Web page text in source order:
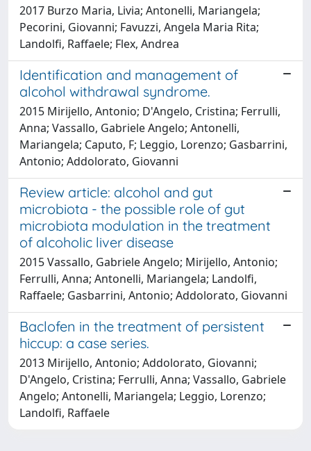
2017 Burzo Maria, Livia; Antonelli, Mariangela;
Pecorini, Giovanni; Favuzzi, Angela Maria Rita;
Landolfi, Raffaele; Flex, Andrea
Identification and management of
alcohol withdrawal syndrome.
2015 Mirijello, Antonio; D'Angelo, Cristina; Ferrulli,
Anna; Vassallo, Gabriele Angelo; Antonelli,
Mariangela; Caputo, F; Leggio, Lorenzo; Gasbarrini,
Antonio; Addolorato, Giovanni
Review article: alcohol and gut
microbiota - the possible role of gut
microbiota modulation in the treatment
of alcoholic liver disease
2015 Vassallo, Gabriele Angelo; Mirijello, Antonio;
Ferrulli, Anna; Antonelli, Mariangela; Landolfi,
Raffaele; Gasbarrini, Antonio; Addolorato, Giovanni
Baclofen in the treatment of persistent
hiccup: a case series.
2013 Mirijello, Antonio; Addolorato, Giovanni;
D'Angelo, Cristina; Ferrulli, Anna; Vassallo, Gabriele
Angelo; Antonelli, Mariangela; Leggio, Lorenzo;
Landolfi, Raffaele